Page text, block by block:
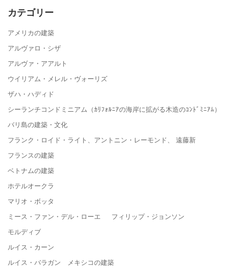
カテゴリー
アメリカの建築
アルヴァロ・シザ
アルヴァ・アアルト
ウイリアム・メレル・ヴォーリズ
ザハ・ハディド
シーランチコンドミニアム（ｶﾘﾌｫﾙﾆｱの海岸に拡がる木造のｺﾝﾄﾞﾐﾆｱﾑ）
バリ島の建築・文化
フランク・ロイド・ライト、アントニン・レーモンド、 遠藤新
フランスの建築
ベトナムの建築
ホテルオークラ
マリオ・ボッタ
ミース・ファン・デル・ローエ フィリップ・ジョンソン
モルディブ
ルイス・カーン
ルイス・バラガン メキシコの建築